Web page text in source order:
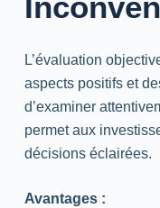
L’évaluation
aspects positifs et
d’examiner
permet aux
décisions éclairées.
Avantages :